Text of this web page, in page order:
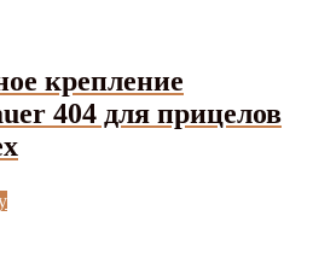
крепление
404 для прицелов